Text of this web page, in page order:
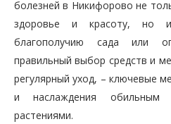
болезней в Никифорово не
здоровье и красоту, но
благополучию сада или
правильный выбор средств и
регулярный уход, – ключевые
и наслаждения
растениями.